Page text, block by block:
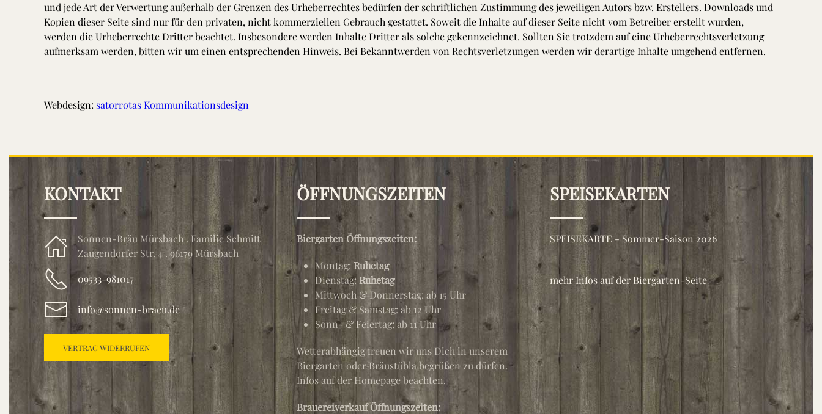
und jede Art der Verwertung außerhalb der Grenzen des Urheberrechtes bedürfen der schriftlichen Zustimmung des jeweiligen Autors bzw. Erstellers. Downloads und
Kopien dieser Seite sind nur für den privaten, nicht kommerziellen Gebrauch gestattet. Soweit die Inhalte auf dieser Seite nicht vom Betreiber erstellt wurden,
werden die Urheberrechte Dritter beachtet. Insbesondere werden Inhalte Dritter als solche gekennzeichnet. Sollten Sie trotzdem auf eine Urheberrechtsverletzung
aufmerksam werden, bitten wir um einen entsprechenden Hinweis. Bei Bekanntwerden von Rechtsverletzungen werden wir derartige Inhalte umgehend entfernen.
Webdesign: satorrotas Kommunikationsdesign
KONTAKT
Sonnen-Bräu Mürsbach . Familie Schmitt
Zaugendorfer Str. 4 . 96179 Mürsbach
09533-981017
info@sonnen-braeu.de
VERTRAG WIDERRUFEN
ÖFFNUNGSZEITEN
Biergarten Öffnungszeiten:
Montag: Ruhetag
Dienstag:Ruhetag
Mittwoch & Donnerstag: ab 15 Uhr
Freitag & Samstag: ab 12 Uhr
Sonn- & Feiertag: ab 11 Uhr
Wetterabhängig freuen wir uns Dich in unserem
Biergarten oder Bräustübla begrüßen zu dürfen.
Infos auf der Homepage beachten.
Brauereiverkauf Öffnungszeiten:
SPEISEKARTEN
SPEISEKARTE - Sommer-Saison 2026
mehr Infos auf der Biergarten-Seite